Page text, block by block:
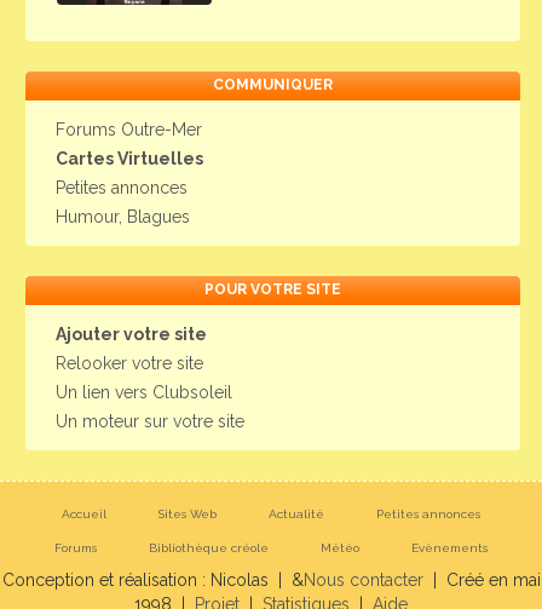
COMMUNIQUER
Forums Outre-Mer
Cartes Virtuelles
Petites annonces
Humour, Blagues
POUR VOTRE SITE
Ajouter votre site
Relooker votre site
Un lien vers Clubsoleil
Un moteur sur votre site
Accueil Sites Web Actualité Petites annonces
Forums Bibliothèque créole Météo Evènements
Conception et réalisation : Nicolas | &Nous contacter| Créé en mai
1998 |
Projet Statistiques Aide